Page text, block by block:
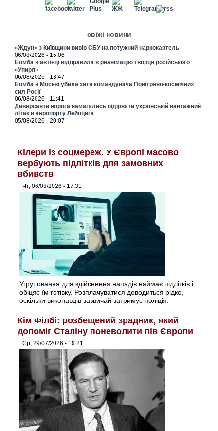
свіжі новини
«Ждун» з Київщини вивів СБУ на потужний наркокартель
06/08/2026 - 15:06
Бомба в автівці відправила в реанімацію творця російського
«Упиря»
06/08/2026 - 13:47
Бомба в Москві убила зятя командувача Повітряно-космічних
сил Росії
06/08/2026 - 11:41
Диверсанти ворога намагались підірвати українській вантажний
літак в аеропорту Лейпцига
05/08/2026 - 20:07
Кілери із соцмереж. У Європі масово
вербують підлітків для замовних
вбивств
Чт, 06/08/2026 - 17:31
Угруповання для здійснення нападів наймає підлітків і
обіцяє їм готівку. Розплачуватися доводиться рідко,
оскільки виконавців зазвичай затримує поліція.
Кім Філбі: розбещений зрадник, який
допоміг Сталіну поневолити пів Європи
Ср, 29/07/2026 - 19:21